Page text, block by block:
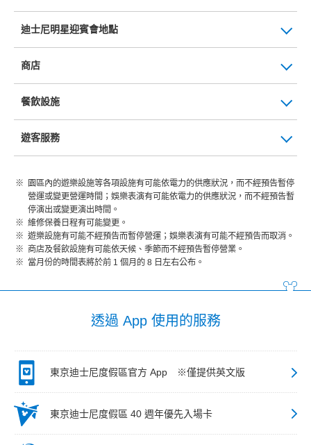
迪士尼明星迎賓會地點
商店
餐飲設施
遊客服務
園區內的遊樂設施等各項設施有可能依電力的供應狀況，而不經預告暫停
營運或變更營運時間；娛樂表演有可能依電力的供應狀況，而不經預告暫
停演出或變更演出時間。
維修保養日程有可能變更。
遊樂設施有可能不經預告而暫停營運；娛樂表演有可能不經預告而取消。
商店及餐飲設施有可能依天候、季節而不經預告暫停營業。
當月份的時間表將於前 1 個月的 8 日左右公布。
透過 App 使用的服務
東京迪士尼度假區官方 App ※僅提供英文版
東京迪士尼度假區 40 週年優先入場卡